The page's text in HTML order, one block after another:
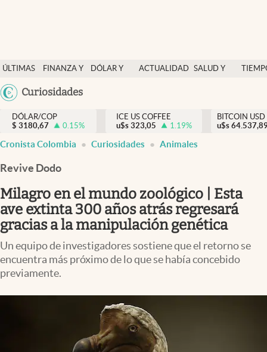
ÚLTIMAS
NOTICIAS
FINANZA Y
DÓLAR Y
ACTUALIDAD SALUD Y
México
Curiosidades
Salud y nutrición
Vida espiritual
Actualidad
Colombia
DÓLAR/COP
$ 3180,67 0.15%
ICE US COFFEE
u$s 323,05 1.19%
BITCOIN USD
u$s
Cronista Colombia Curiosidades Animales
Revive Dodo
Milagro en el mundo zoológico | Esta
ave extinta 300 años atrás regresará
gracias a la manipulación genética
Un equipo de investigadores sostiene que el retorno se
encuentra más próximo de lo que se había concebido
previamente.